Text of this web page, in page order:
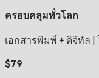
ครอบคลุมทั่วโลก
เอกสารพิมพ์ + ดิจิทัล
$79